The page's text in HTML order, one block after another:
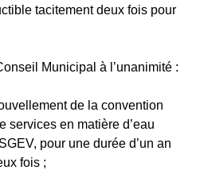
tacitement deux fois pour
Municipal à l’unanimité :
de la convention
services en matière d’eau
pour une durée d’un an
fois ;